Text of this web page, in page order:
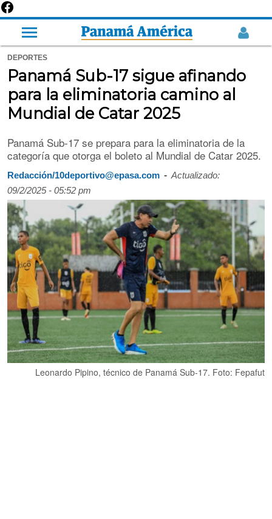
DEPORTES
Panamá Sub-17 sigue afinando
para la eliminatoria camino al
Mundial de Catar 2025
Panamá Sub-17 se prepara para la eliminatoria de la
categoría que otorga el boleto al Mundial de Catar 2025.
Redacción/10deportivo@epasa.com - Actualizado:
09/2/2025 - 05:52 pm
Leonardo Pipino, técnico de Panamá Sub-17. Foto: Fepafut